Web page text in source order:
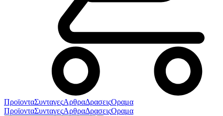
ΠροϊονταΣυνταγεςΑρθραΔρασειςΟραμα
ΠροϊονταΣυνταγεςΑρθραΔρασειςΟραμα